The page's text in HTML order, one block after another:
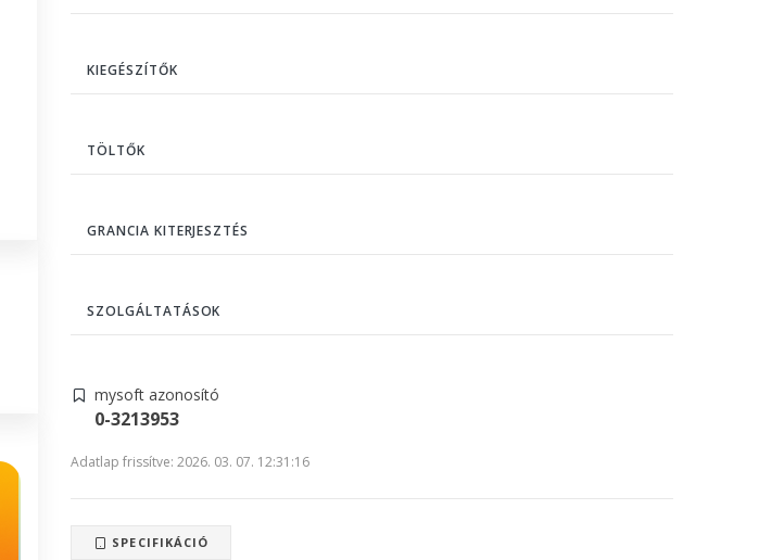
KIEGÉSZÍTŐK
TÖLTŐK
GRANCIA KITERJESZTÉS
SZOLGÁLTATÁSOK
mysoft azonosító
0-3213953
Adatlap frissítve: 2026. 03. 07. 12:31:16
SPECIFIKÁCIÓ